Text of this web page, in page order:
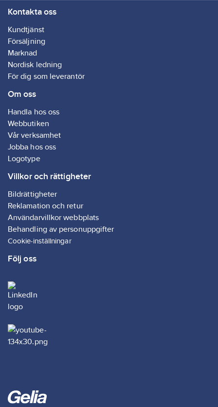
Kontakta oss
Kundtjänst
Försäljning
Marknad
Nordisk ledning
För dig som leverantör
Om oss
Handla hos oss
Webbutiken
Vår verksamhet
Jobba hos oss
Logotype
Villkor och rättigheter
Bildrättigheter
Reklamation och retur
Användarvillkor webbplats
Behandling av personuppgifter
Cookie-inställningar
Följ oss